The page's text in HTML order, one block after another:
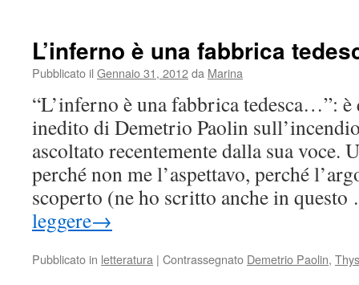
L’inferno è una fabbrica
Pubblicato il Gennaio 31, 2012da Marina
“L’inferno è una fabbrica tedesca…”: è
inedito di Demetrio Paolin
ascoltato recentemente dalla sua voce.
perché non me l’aspettavo, perché
scoperto (ne ho scritto anche in
leggere→
Pubblicato in letteratura | Contrassegnato Demetrio Paolin,